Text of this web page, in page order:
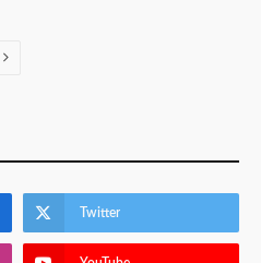
Next
Twitter